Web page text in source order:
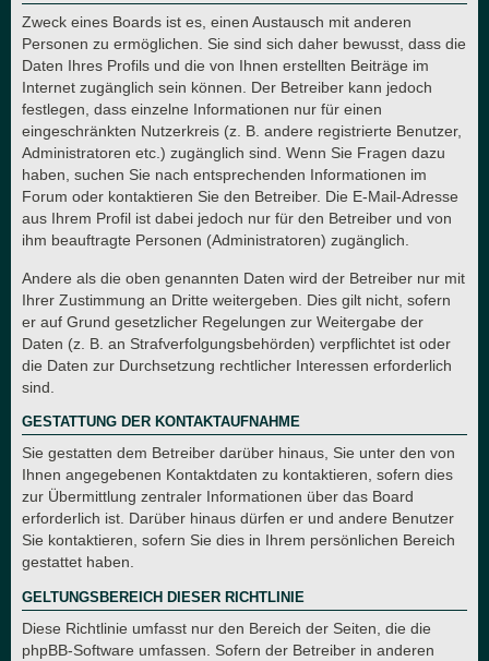
Zweck eines Boards ist es, einen Austausch mit anderen
Personen zu ermöglichen. Sie sind sich daher bewusst, dass die
Daten Ihres Profils und die von Ihnen erstellten Beiträge im
Internet zugänglich sein können. Der Betreiber kann jedoch
festlegen, dass einzelne Informationen nur für einen
eingeschränkten Nutzerkreis (z. B. andere registrierte Benutzer,
Administratoren etc.) zugänglich sind. Wenn Sie Fragen dazu
haben, suchen Sie nach entsprechenden Informationen im
Forum oder kontaktieren Sie den Betreiber. Die E-Mail-Adresse
aus Ihrem Profil ist dabei jedoch nur für den Betreiber und von
ihm beauftragte Personen (Administratoren) zugänglich.
Andere als die oben genannten Daten wird der Betreiber nur mit
Ihrer Zustimmung an Dritte weitergeben. Dies gilt nicht, sofern
er auf Grund gesetzlicher Regelungen zur Weitergabe der
Daten (z. B. an Strafverfolgungsbehörden) verpflichtet ist oder
die Daten zur Durchsetzung rechtlicher Interessen erforderlich
sind.
GESTATTUNG DER KONTAKTAUFNAHME
Sie gestatten dem Betreiber darüber hinaus, Sie unter den von
Ihnen angegebenen Kontaktdaten zu kontaktieren, sofern dies
zur Übermittlung zentraler Informationen über das Board
erforderlich ist. Darüber hinaus dürfen er und andere Benutzer
Sie kontaktieren, sofern Sie dies in Ihrem persönlichen Bereich
gestattet haben.
GELTUNGSBEREICH DIESER RICHTLINIE
Diese Richtlinie umfasst nur den Bereich der Seiten, die die
phpBB-Software umfassen. Sofern der Betreiber in anderen